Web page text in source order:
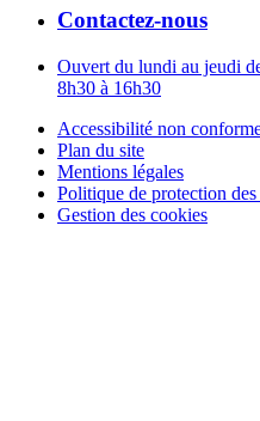
Contactez-nous
Ouvert du lundi au jeudi
8h30 à 16h30
Accessibilité non
Plan du site
Mentions légales
Politique de protection des
Gestion des cookies